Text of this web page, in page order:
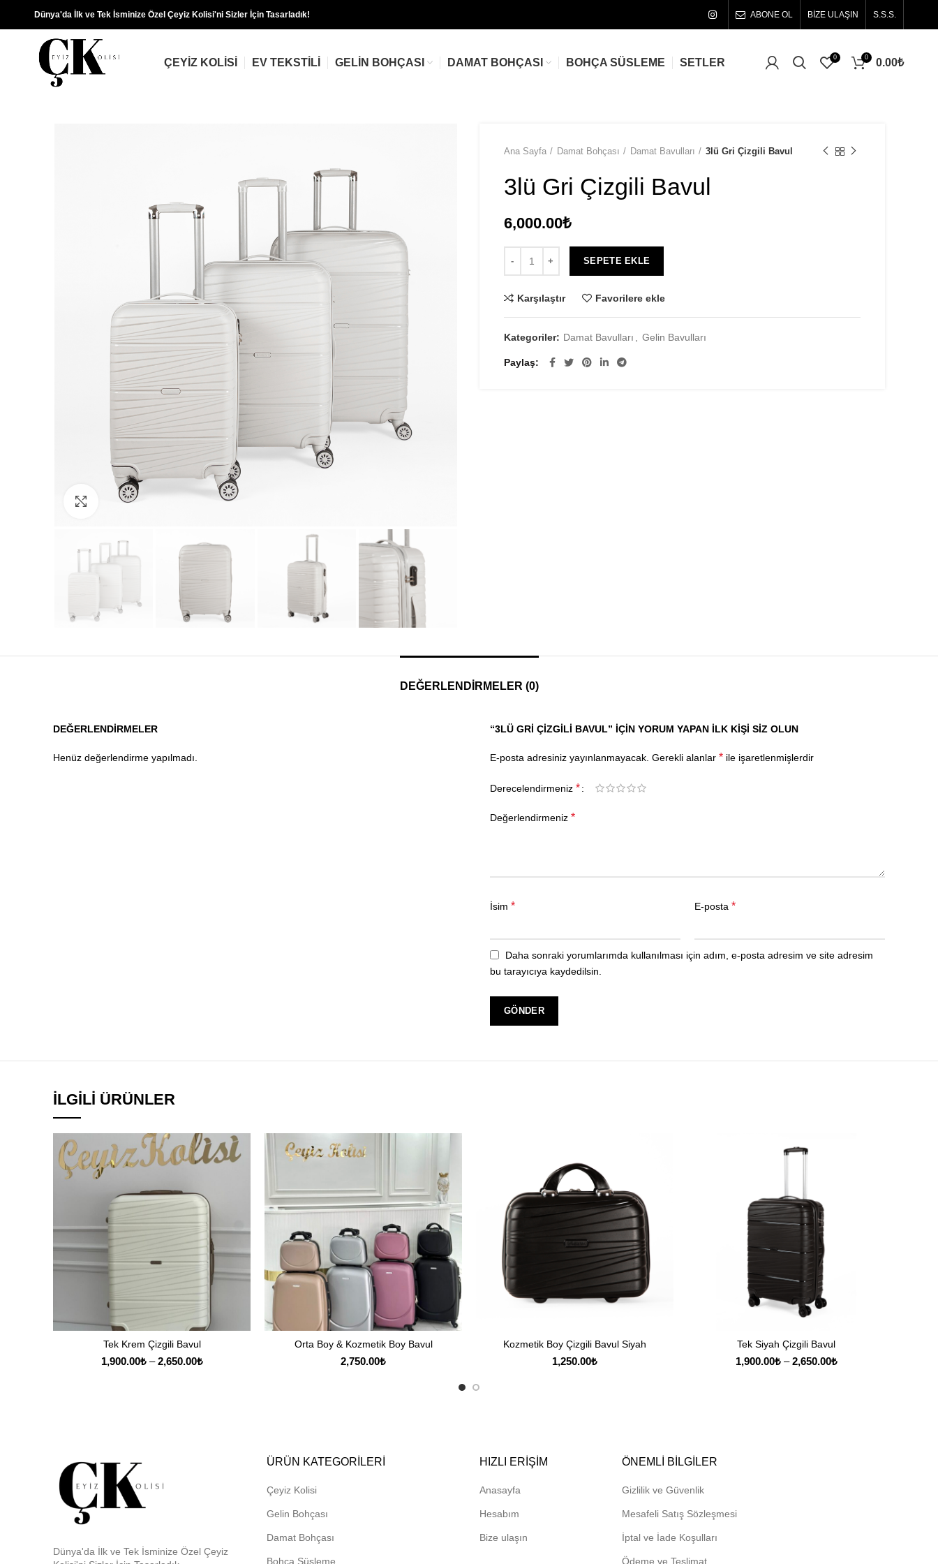
Dünya'da İlk ve Tek İsminize Özel Çeyiz Kolisi'ni Sizler İçin Tasarladık! ABONE OL BİZE ULAŞIN S.S.S.
ÇEYIZ KOLISI EV TEKSTILI GELIN BOHÇASI DAMAT BOHÇASI BOHÇA SÜSLEME SETLER 0 0 0.00₺
Click to enlarge
Ana Sayfa Damat Bohçası Damat Bavulları 3lü Gri Çizgili Bavul
3lü Gri Çizgili Bavul
6,000.00₺
SEPETE EKLE
Karşılaştır Favorilere ekle
Kategoriler: Damat Bavulları Gelin Bavulları
Paylaş
DEĞERLENDIRMELER (0)
DEĞERLENDIRMELER
Henüz değerlendirme yapılmadı.
“3LÜ GRI ÇIZGILI BAVUL” IÇIN YORUM YAPAN ILK KIŞI SIZ OLUN
E-posta adresiniz yayınlanmayacak. Gerekli alanlar * ile işaretlenmişlerdir
Derecelendirmeniz *
Değerlendirmeniz *
İsim * E-posta *
Daha sonraki yorumlarımda kullanılması için adım, e-posta adresim ve site adresim
bu tarayıcıya kaydedilsin.
İLGILI ÜRÜNLER
SEÇENEKLER
Tek Krem Çizgili Bavul
1,900.00₺ –2,650.00₺Fiyat
SEÇENEKLER
Orta Boy & Kozmetik Boy Bavul
2,750.00₺
SEPETE EKLE
Kozmetik Boy Çizgili Bavul Siyah
1,250.00₺
SEÇENEKLER
Tek Siyah Çizgili Bavul
1,900.00₺ –2,650.00₺Fiyat
Dünya'da İlk ve Tek İsminize Özel Çeyiz
ÜRÜN KATEGORILERI
Çeyiz Kolisi
Gelin Bohçası
Damat Bohçası
Bohça Süsleme
HIZLI ERIŞIM
Anasayfa
Hesabım
Bize ulaşın
ÖNEMLI BILGILER
Gizlilik ve Güvenlik
Mesafeli Satış Sözleşmesi
İptal ve İade Koşulları
Ödeme ve Teslimat